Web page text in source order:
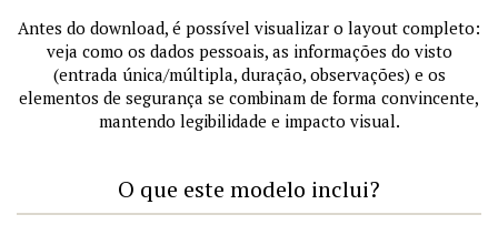
Antes do download, é possível visualizar o layout completo:
veja como os dados pessoais, as informações do visto
(entrada única/múltipla, duração, observações) e os
elementos de segurança se combinam de forma convincente,
mantendo legibilidade e impacto visual.
O que este modelo inclui?